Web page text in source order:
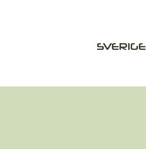
SVERIGE